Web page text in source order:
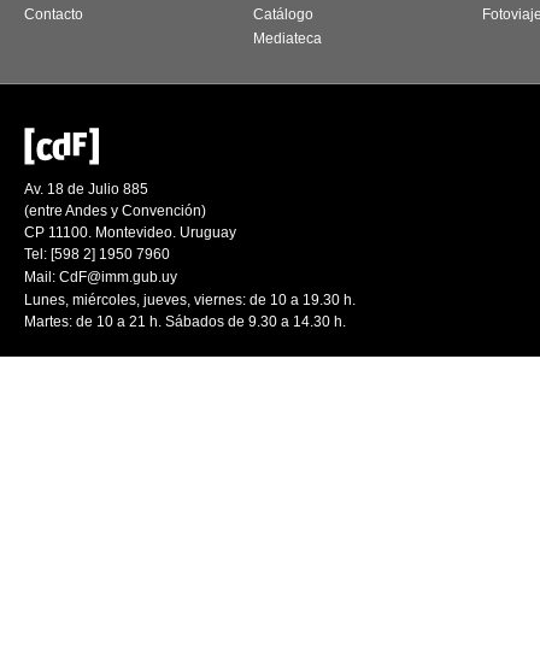
Contacto
Catálogo
Mediateca
Av. 18 de Julio 885
(entre Andes y Convención)
CP 11100. Montevideo. Uruguay
Tel: [598 2] 1950 7960
Mail: CdF@imm.gub.uy
Lunes, miércoles, jueves, viernes: de 10 a 19.30 h.
Martes: de 10 a 21 h. Sábados de 9.30 a 14.30 h.